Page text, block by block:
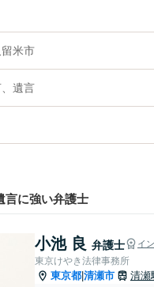
米市
遺言
言に強い弁護士
小池 良 弁護士 イ
東京けやき法律事務所
東京都 清瀬市 清瀬